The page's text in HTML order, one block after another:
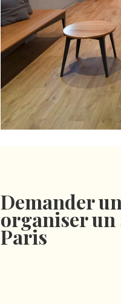
Demander
organiser
Paris